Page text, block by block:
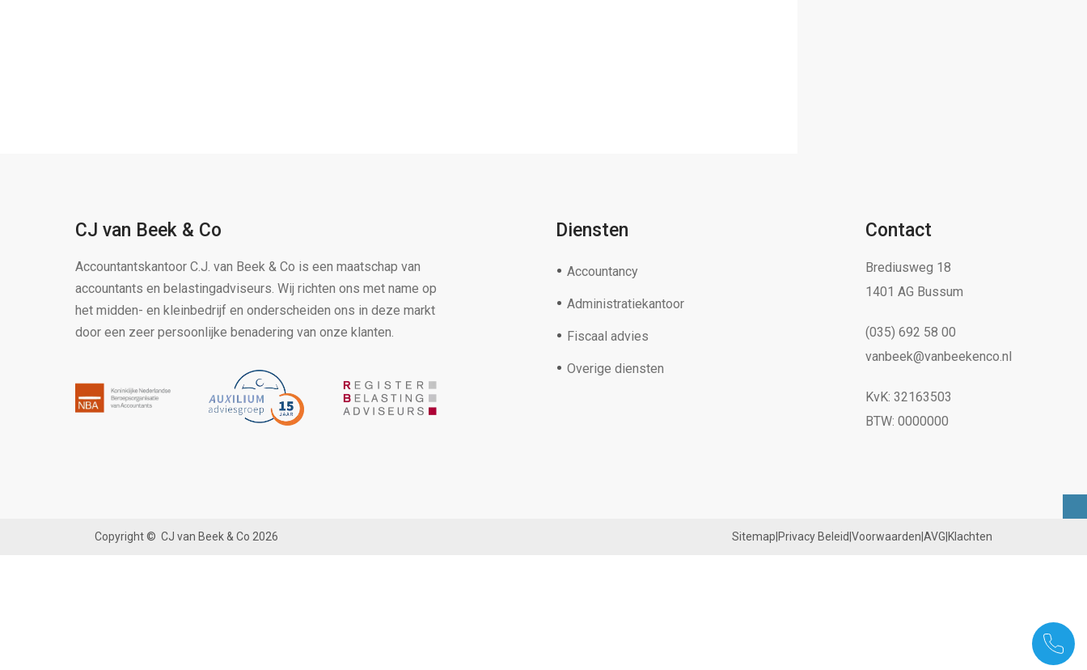
CJ van Beek & Co
Accountantskantoor C.J. van Beek & Co is een maatschap van
accountants en belastingadviseurs. Wij richten ons met name op
het midden- en kleinbedrijf en onderscheiden ons in deze markt
door een zeer persoonlijke benadering van onze klanten.
Diensten
Accountancy
Administratiekantoor
Fiscaal advies
Overige diensten
Contact
Brediusweg 18
1401 AG Bussum
(035) 692 58 00
vanbeek@vanbeekenco.nl
KvK: 32163503
BTW: 0000000
Copyright © CJ van Beek & Co 2026 Sitemap Privacy Beleid Voorwaarden AVG Klachten